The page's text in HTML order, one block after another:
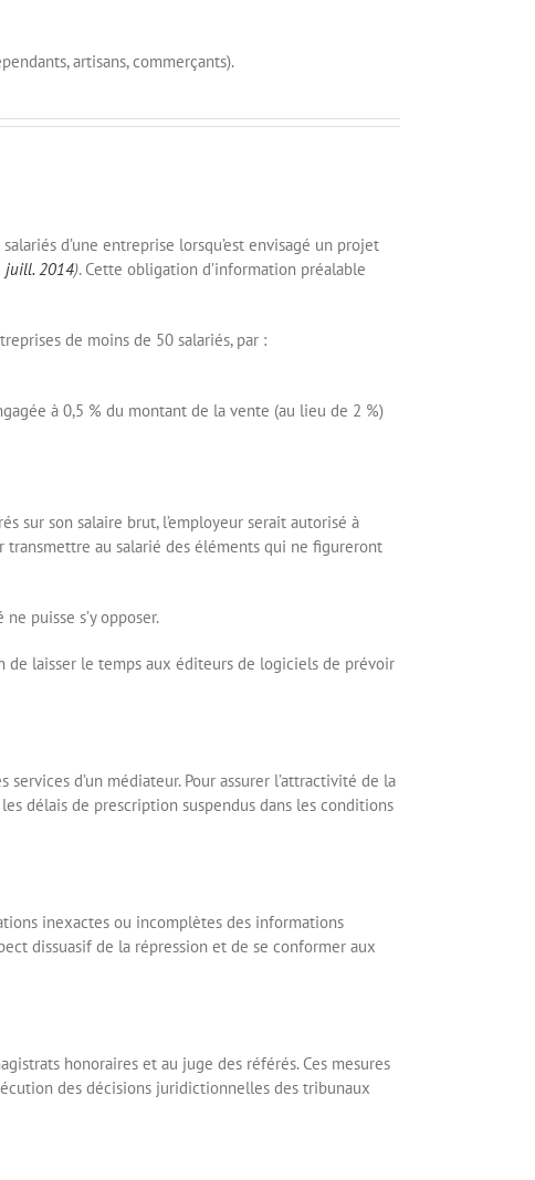
artisans, commerçants).
d’une entreprise lorsqu’est envisagé un projet
juill. 2014). Cette obligation d’information préalable
de moins de 50 salariés, par :
à 0,5 % du montant de la vente (au lieu de 2 %)
sur son salaire brut, l’employeur serait autorisé à
transmettre au salarié des éléments qui ne figureront
puisse s’y opposer.
laisser le temps aux éditeurs de logiciels de prévoir
d’un médiateur. Pour assurer l’attractivité de la
délais de prescription suspendus dans les conditions
inexactes ou incomplètes des informations
dissuasif de la répression et de se conformer aux
honoraires et au juge des référés. Ces mesures
des décisions juridictionnelles des tribunaux